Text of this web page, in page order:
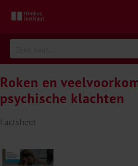
Roken en
psychische klachten
Factsheet